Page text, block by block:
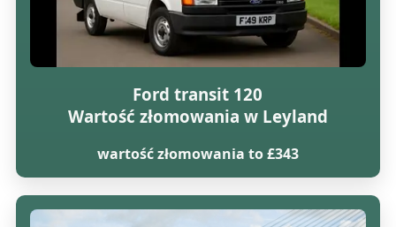
Ford transit 120
Wartość złomowania w Leyland
wartość złomowania to £343